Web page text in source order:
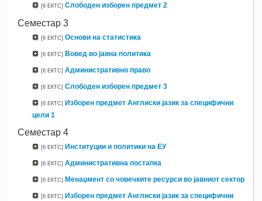
[6 ЕКТС] Слободен изборен предмет 2
Семестар 3
[6 ЕКТС] Основи на статистика
[6 ЕКТС] Вовед во јавна политика
[6 ЕКТС] Административно право
[6 ЕКТС] Слободен изборен предмет 3
[6 ЕКТС]
Изборен предмет Англиски јазик за специфични
цели 1
Семестар 4
[6 ЕКТС] Институции и политики на ЕУ
[6 ЕКТС] Административна постапка
[6 ЕКТС] Менаџмент со човечките ресурси во јавниот сектор
[6 ЕКТС]
Изборен предмет Англиски јазик за специфични